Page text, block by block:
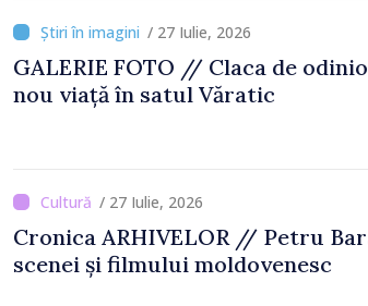
/ 27 Iulie, 2026
GALERIE FOTO // Claca de odinioară a prins din
nou viață în satul Văratic
/ 27 Iulie, 2026
Cronica ARHIVELOR // Petru
scenei și filmului moldovenesc